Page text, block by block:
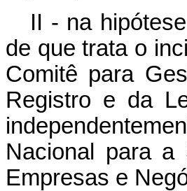
II - na
de que trata o
Comitê para
Registro e da
Nacional para a
Empresas e